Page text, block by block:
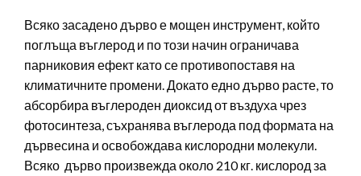
Всяко засадено дърво е мощен инструмент, който
поглъща въглерод и по този начин ограничава
парниковия ефект като се противопоставя на
климатичните промени. Докато едно дърво расте, то
абсорбира въглероден диоксид от въздуха чрез
фотосинтеза, съхранява въглерода под формата на
дървесина и освобождава кислородни молекули.
Всяко дърво произвежда около 210 кг. кислород за